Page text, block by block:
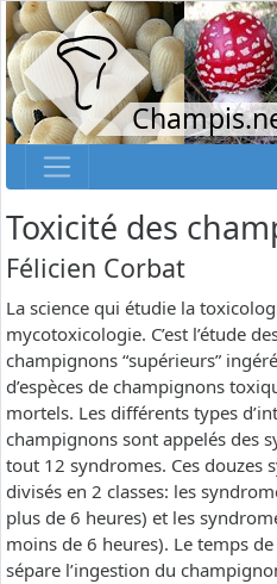
Toxicité des
Félicien Corbat
La science qui étudie la
mycotoxicologie. C’est l’étude
champignons “supérieurs”
d’espèces de champignons
mortels. Les différents types
champignons sont appelés des
tout 12 syndromes. Ces douzes
divisés en 2 classes: les
plus de 6 heures) et les
moins de 6 heures). Le temps
sépare l’ingestion du